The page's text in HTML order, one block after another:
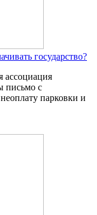
государство?
ассоциация
письмо с
парковки и